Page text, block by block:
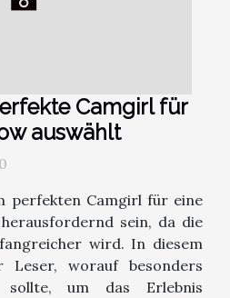
Camgirl für
auswählt
perfekten Camgirl für eine
sein, da die
wird. In diesem
worauf besonders
sollte, um das Erlebnis